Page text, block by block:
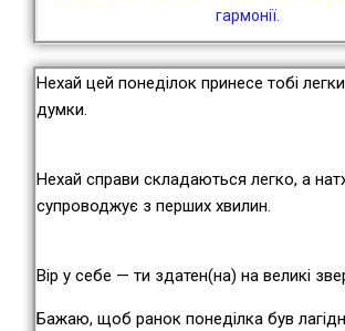
гармонії.
Нехай цей понеділок принесе тобі
думки.
Нехай справи складаються легко, а
супроводжує з перших хвилин.
Вір у себе — ти здатен(на) на великі
Бажаю, щоб ранок понеділка був